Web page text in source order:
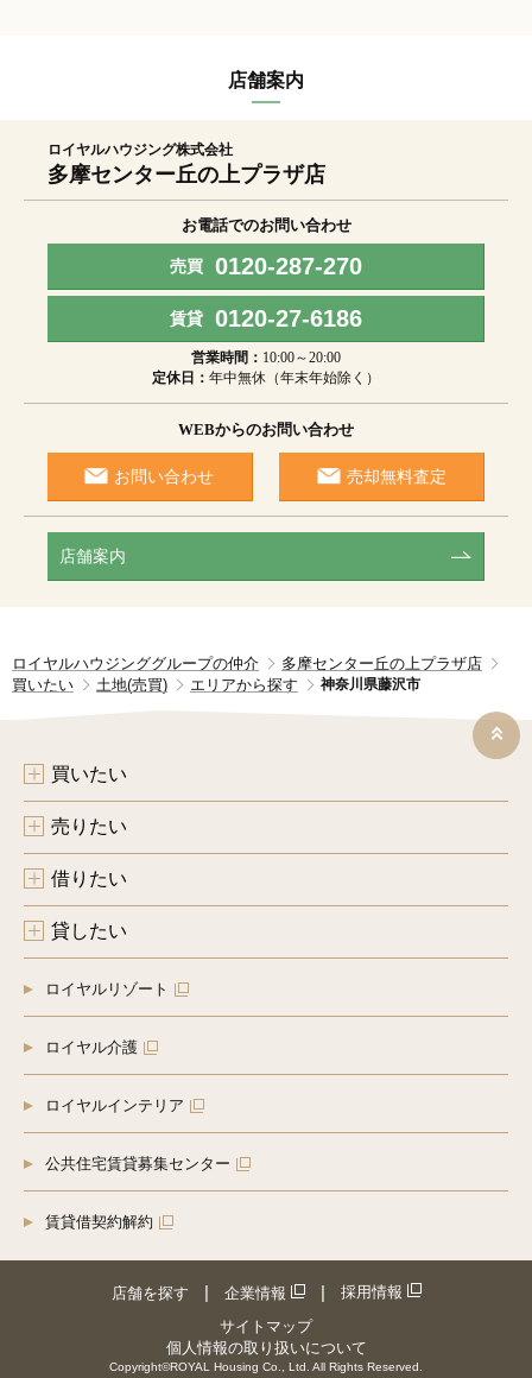
店舗案内
ロイヤルハウジング株式会社
多摩センター丘の上プラザ店
お電話でのお問い合わせ
売買 0120-287-270
賃貸 0120-27-6186
営業時間： 10:00～20:00
定休日： 年中無休（年末年始除く）
WEBからのお問い合わせ
お問い合わせ 売却無料査定
店舗案内
ロイヤルハウジンググループの仲介
多摩センター丘の上プラザ店
買いたい
土地(売買) エリアから探す 神奈川県藤沢市
買いたい
売りたい
借りたい
貸したい
ロイヤルリゾート
ロイヤル介護
ロイヤルインテリア
公共住宅賃貸募集センター
賃貸借契約解約
店舗を探す 企業情報
採用情報
サイトマップ
個人情報の取り扱いについて
Copyright©ROYAL Housing Co., Ltd. All Rights Reserved.